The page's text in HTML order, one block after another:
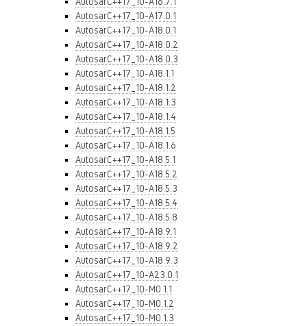
AutosarC++17_10-A17.0.1
AutosarC++17_10-A18.0.1
AutosarC++17_10-A18.0.2
AutosarC++17_10-A18.0.3
AutosarC++17_10-A18.1.1
AutosarC++17_10-A18.1.2
AutosarC++17_10-A18.1.3
AutosarC++17_10-A18.1.4
AutosarC++17_10-A18.1.5
AutosarC++17_10-A18.1.6
AutosarC++17_10-A18.5.1
AutosarC++17_10-A18.5.2
AutosarC++17_10-A18.5.3
AutosarC++17_10-A18.5.4
AutosarC++17_10-A18.5.8
AutosarC++17_10-A18.9.1
AutosarC++17_10-A18.9.2
AutosarC++17_10-A18.9.3
AutosarC++17_10-A23.0.1
AutosarC++17_10-M0.1.1
AutosarC++17_10-M0.1.2
AutosarC++17_10-M0.1.3